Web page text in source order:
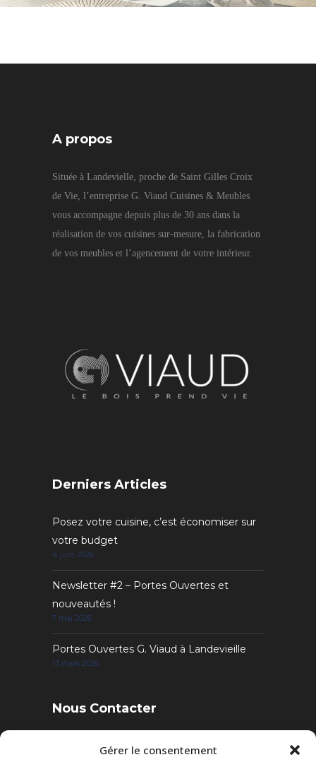
Gérer le consentement
A propos
Située à Landevielle, proche de Saint Gilles Croix
de Vie, l’entreprise G. Viaud Cuisines & Meubles
vous accompagne depuis plus de 30 ans dans la
réalisation de vos cuisines sur-mesure, la fabrication
de vos meubles et l’agencement de votre intérieur.
Derniers Articles
Posez votre cuisine, c’est économiser sur
votre budget
4 juin 2026
Newsletter #2 – Portes Ouvertes et
nouveautés !
7 mai 2026
Portes Ouvertes G. Viaud à Landevieille
13 mars 2026
Nous Contacter
4 Rue des Sables, 85220 Landevieille